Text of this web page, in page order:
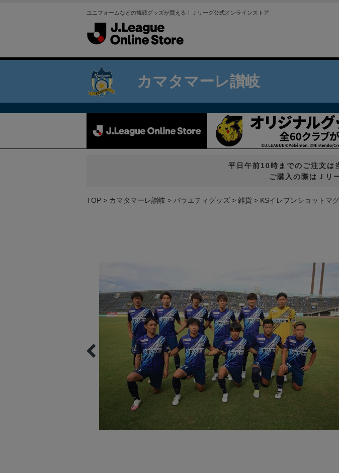
ユニフォームなどの観戦グッズが買える！Ｊリーグ公式オンラインストア
カマタマーレ讃岐
平日午前10時までのご注文は
ご購入の際はＪリ
TOP カマタマーレ讃岐 バラエティグッズ 雑貨 KSイレブンショットマ